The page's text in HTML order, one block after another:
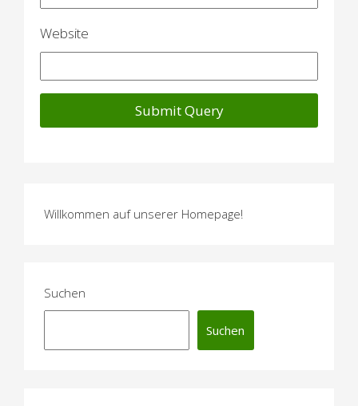
n
Website
Willkommen auf unserer Homepage!
Suchen
Suchen